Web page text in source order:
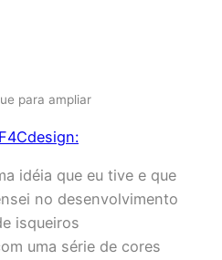
para ampliar
F4Cdesign:
idéia que eu tive e que
no desenvolvimento
isqueiros
uma série de cores